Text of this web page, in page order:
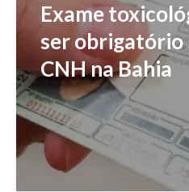
Exame
ser obrigatório
CNH na Bahia